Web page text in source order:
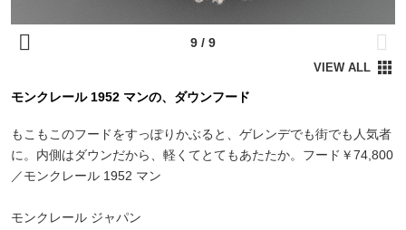
モンクレール 1952 マンの、ダウンフード
もこもこのフードをすっぽりかぶると、ゲレンデでも街でも人気者
に。内側はダウンだから、軽くてとてもあたたか。フード￥74,800
／モンクレール 1952 マン
モンクレール ジャパン